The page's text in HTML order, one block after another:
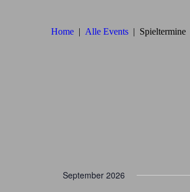
Home Alle Events Spieltermine
September 2026